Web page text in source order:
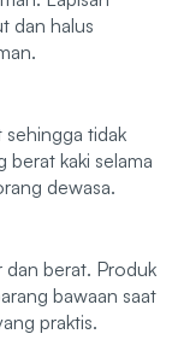
dan halus
sehingga tidak
kaki selama
dewasa.
dan berat. Produk
bawaan saat
praktis.